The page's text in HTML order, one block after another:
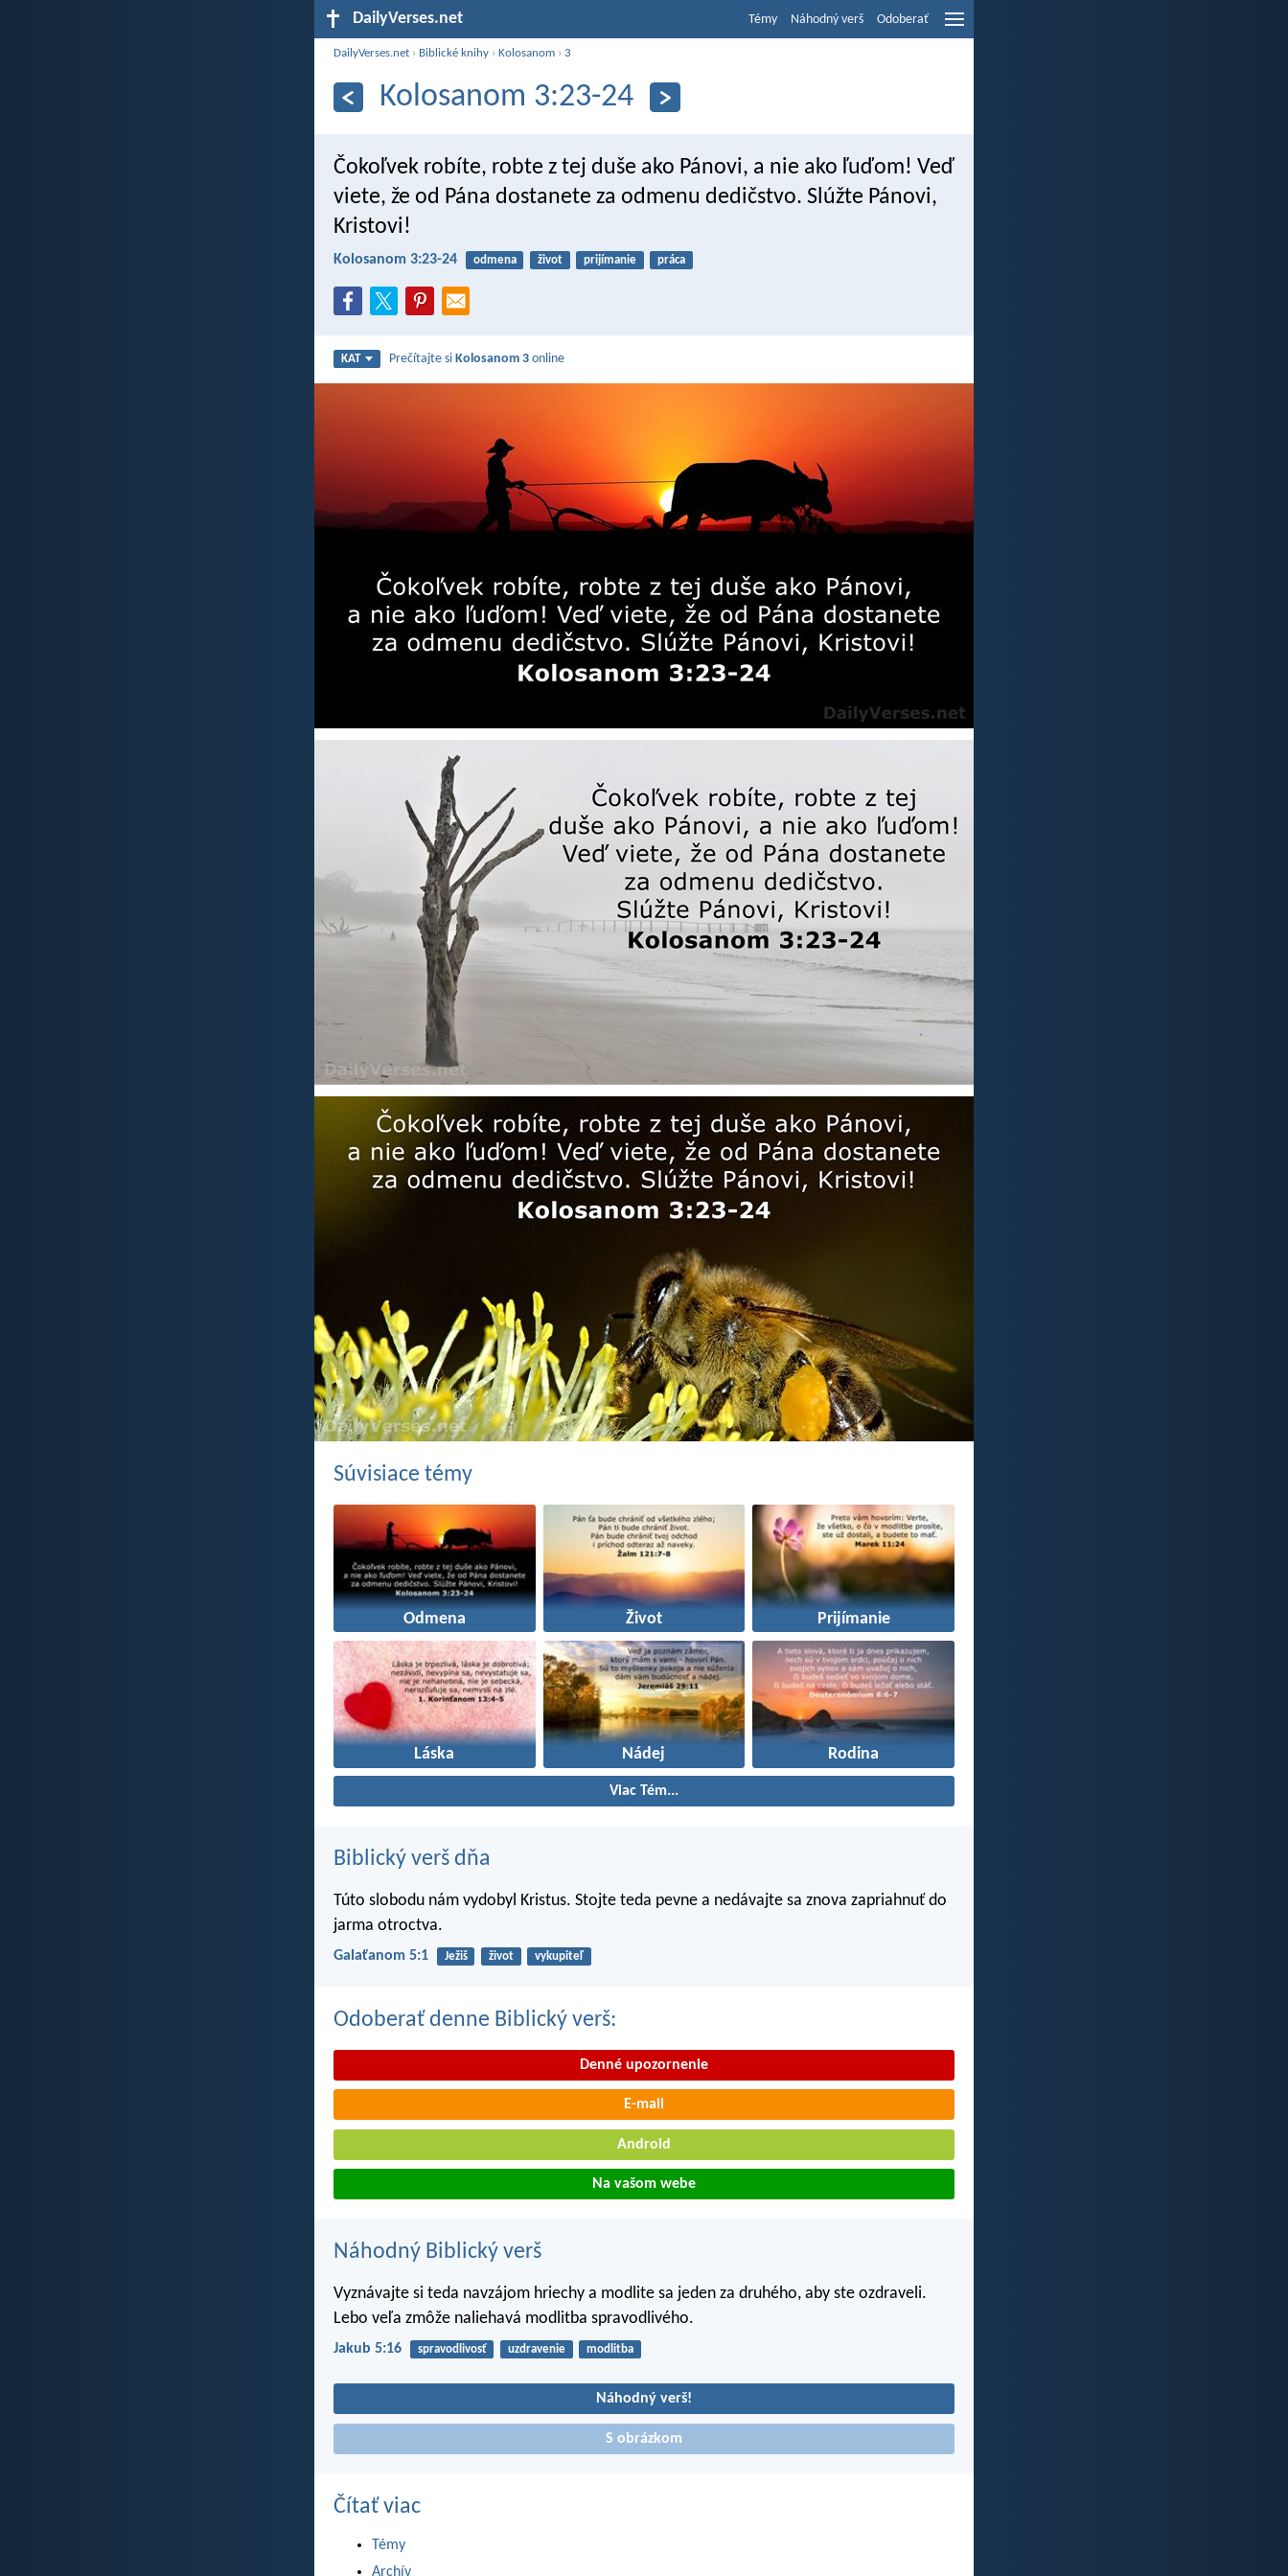
DailyVerses.net Témy Náhodný verš Odoberať
DailyVerses.net › Biblické knihy ›Kolosanom ›3
Kolosanom 3:23-24
Čokoľvek robíte, robte z tej duše ako Pánovi, a nie ako ľuďom! Veď
viete, že od Pána dostanete za odmenu dedičstvo. Slúžte Pánovi,
Kristovi!
Kolosanom 3:23-24 odmena život prijímanie práca
KAT Prečítajte siKolosanom 3 online
Súvisiace témy
Odmena Život Prijímanie
Láska Nádej Rodina
Viac Tém...
Biblický verš dňa
Túto slobodu nám vydobyl Kristus. Stojte teda pevne a nedávajte sa znova zapriahnuť do
jarma otroctva.
Galaťanom 5:1 Ježiš život vykupiteľ
Odoberať denne Biblický verš:
Denné upozornenie
E-mail
Android
Na vašom webe
Náhodný Biblický verš
Vyznávajte si teda navzájom hriechy a modlite sa jeden za druhého, aby ste ozdraveli.
Lebo veľa zmôže naliehavá modlitba spravodlivého.
Jakub 5:16 spravodlivosť uzdravenie modlitba
Náhodný verš!
S obrázkom
Čítať viac
Témy
Archív